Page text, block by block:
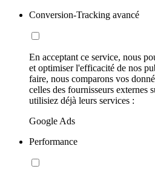
Conversion-Tracking avancé
En acceptant ce service, nous
et optimiser l'efficacité de nos
faire, nous comparons vos
celles des fournisseurs externes
utilisiez déjà leurs services :
Google Ads
Performance